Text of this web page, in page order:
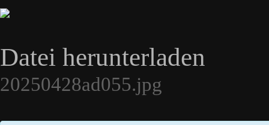
Datei herunterladen
20250428ad055.jpg